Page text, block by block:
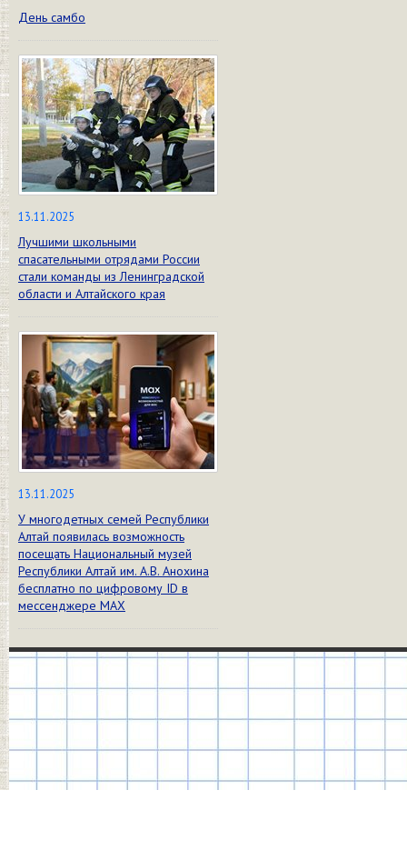
День самбо
13.11.2025
Лучшими школьными
спасательными отрядами России
стали команды из Ленинградской
области и Алтайского края
13.11.2025
У многодетных семей Республики
Алтай появилась возможность
посещать Национальный музей
Республики Алтай им. А.В. Анохина
бесплатно по цифровому ID в
мессенджере МАХ